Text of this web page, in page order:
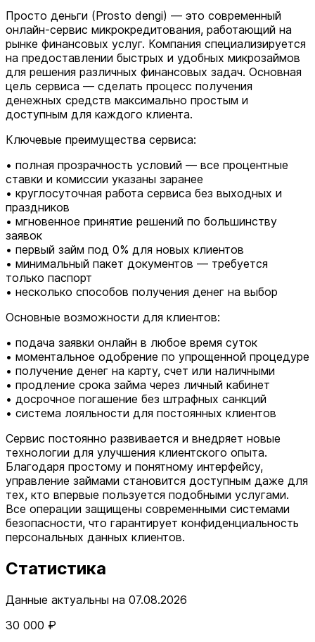
Просто деньги (Prosto dengi) — это современный
онлайн-сервис микрокредитования, работающий на
рынке финансовых услуг. Компания специализируется
на предоставлении быстрых и удобных микрозаймов
для решения различных финансовых задач. Основная
цель сервиса — сделать процесс получения
денежных средств максимально простым и
доступным для каждого клиента.
Ключевые преимущества сервиса:
• полная прозрачность условий — все процентные
ставки и комиссии указаны заранее
• круглосуточная работа сервиса без выходных и
праздников
• мгновенное принятие решений по большинству
заявок
• первый займ под 0% для новых клиентов
• минимальный пакет документов — требуется
только паспорт
• несколько способов получения денег на выбор
Основные возможности для клиентов:
• подача заявки онлайн в любое время суток
• моментальное одобрение по упрощенной процедуре
• получение денег на карту, счет или наличными
• продление срока займа через личный кабинет
• досрочное погашение без штрафных санкций
• система лояльности для постоянных клиентов
Сервис постоянно развивается и внедряет новые
технологии для улучшения клиентского опыта.
Благодаря простому и понятному интерфейсу,
управление займами становится доступным даже для
тех, кто впервые пользуется подобными услугами.
Все операции защищены современными системами
безопасности, что гарантирует конфиденциальность
персональных данных клиентов.
Статистика
Данные актуальны на 07.08.2026
30 000 ₽